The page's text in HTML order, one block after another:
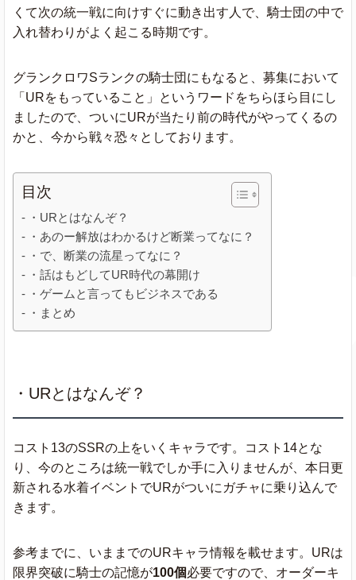
くて次の統一戦に向けすぐに動き出す人で、騎士団の中で
入れ替わりがよく起こる時期です。
グランクロワSランクの騎士団にもなると、募集において
「URをもっていること」というワードをちらほら目にし
ましたので、ついにURが当たり前の時代がやってくるの
かと、今から戦々恐々としております。
目次
・URとはなんぞ？
・あのー解放はわかるけど断業ってなに？
・で、断業の流星ってなに？
・話はもどしてUR時代の幕開け
・ゲームと言ってもビジネスである
・まとめ
・URとはなんぞ？
コスト13のSSRの上をいくキャラです。コスト14とな
り、今のところは統一戦でしか手に入りませんが、本日更
新される水着イベントでURがついにガチャに乗り込んで
きます。
参考までに、いままでのURキャラ情報を載せます。URは
限界突破に騎士の記憶が100個必要ですので、オーダーキ